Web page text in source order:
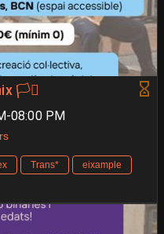
🏳️‍⚧️
08:00 PM
Trans*
eixample